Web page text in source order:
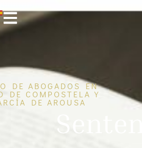
DE ABOGADOS EN
DE COMPOSTELA Y
DE AROUSA